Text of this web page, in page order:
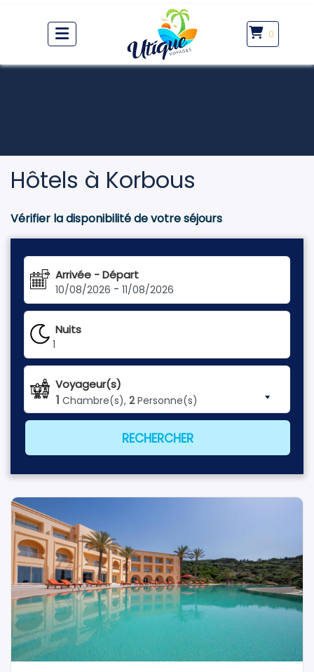
0
Hôtels à Korbous
Vérifier la disponibilité de votre séjours
Arrivée - Départ
10/08/2026 - 11/08/2026
Nuits
1
Voyageur(s)
1 Chambre(s), 2Personne(s)
RECHERCHER